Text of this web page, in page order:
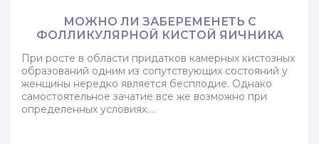
МОЖНО ЛИ ЗАБЕРЕМЕНЕТЬ С
ФОЛЛИКУЛЯРНОЙ КИСТОЙ ЯИЧНИКА
При росте в области придатков камерных кистозных
образований одним из сопутствующих состояний у
женщины нередко является бесплодие. Однако
самостоятельное зачатие все же возможно при
определенных условиях….